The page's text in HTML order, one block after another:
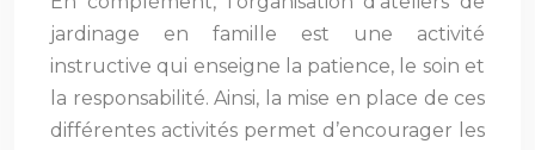
jardinage en famille est une activité
instructive qui enseigne la patience, le soin et
la responsabilité. Ainsi, la mise en place de ces
différentes activités permet d’encourager les